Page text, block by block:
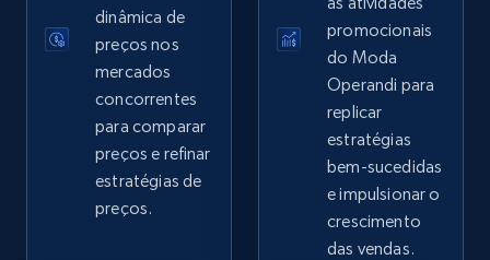
more.
2.5K+
eBay - Collect products from shops on eBay
URL, Product id, Title, Seller name, Seller rating,
Seller reviews, Breadcrumbs, Root category, and
dinâmica de
preços nos
mercados
concorrentes
para comparar
preços e refinar
estratégias de
preços.
promocionais
do Moda
Operandi para
replicar
estratégias
bem-sucedidas
e impulsionar o
crescimento
das vendas.